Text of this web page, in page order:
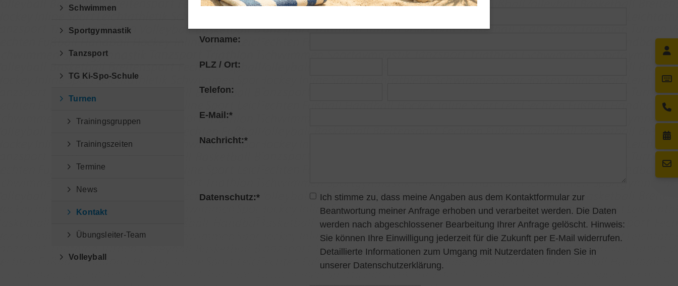
Vorname:
PLZ / Ort:
Telefon:
E-Mail:*
Nachricht:*
Datenschutz:*
Ich stimme zu, dass meine Angaben aus dem Kontaktformular zur
Beantwortung meiner Anfrage erhoben und verarbeitet werden. Die Daten
werden nach abgeschlossener Bearbeitung Ihrer Anfrage gelöscht. Hinweis:
Sie können Ihre Einwilligung jederzeit für die Zukunft per E-Mail widerrufen.
Detaillierte Informationen zum Umgang mit Nutzerdaten finden Sie in
unserer Datenschutzerklärung.
Schwimmen
Sportgymnastik
Tanzsport
TG Ki-Spo-Schule
Turnen
Trainingsgruppen
Trainingszeiten
Termine
News
Kontakt
Übungsleiter-Team
Volleyball